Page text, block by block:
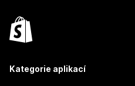
Kategorie aplikací